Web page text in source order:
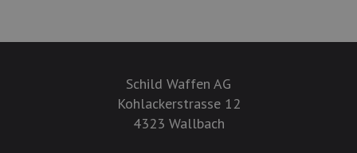
Schild Waffen AG
Kohlackerstrasse 12
4323 Wallbach